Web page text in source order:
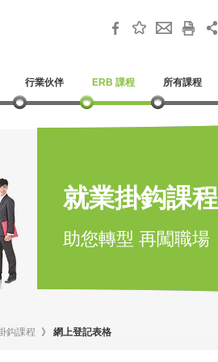
行業伙伴 ERB 課程 所有課程
就業掛鈎課程
助您轉型 再闖職場
鈎課程 》 網上登記表格